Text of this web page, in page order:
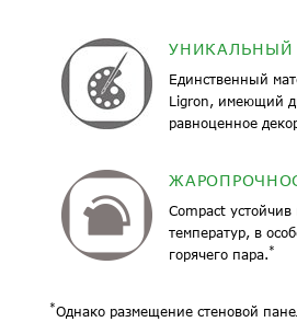
УНИКАЛЬНЫЙ
Единственный
Ligron, имеющий
равноценное
Compact
температур, в
горячего пара.*
*Однако размещение стеновой